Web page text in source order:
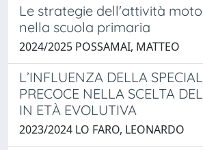
Le strategie dell'attività
nella scuola primaria
2024/2025 POSSAMAI, MATTEO
L’INFLUENZA DELLA
PRECOCE NELLA SCELTA
IN ETÀ EVOLUTIVA
2023/2024 LO FARO, LEONARDO